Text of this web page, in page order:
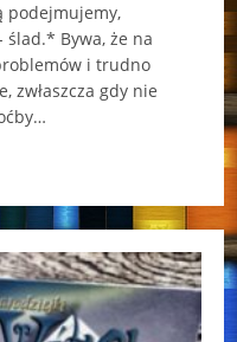
podejmujemy,
Bywa, że na
i trudno
zwłaszcza gdy nie